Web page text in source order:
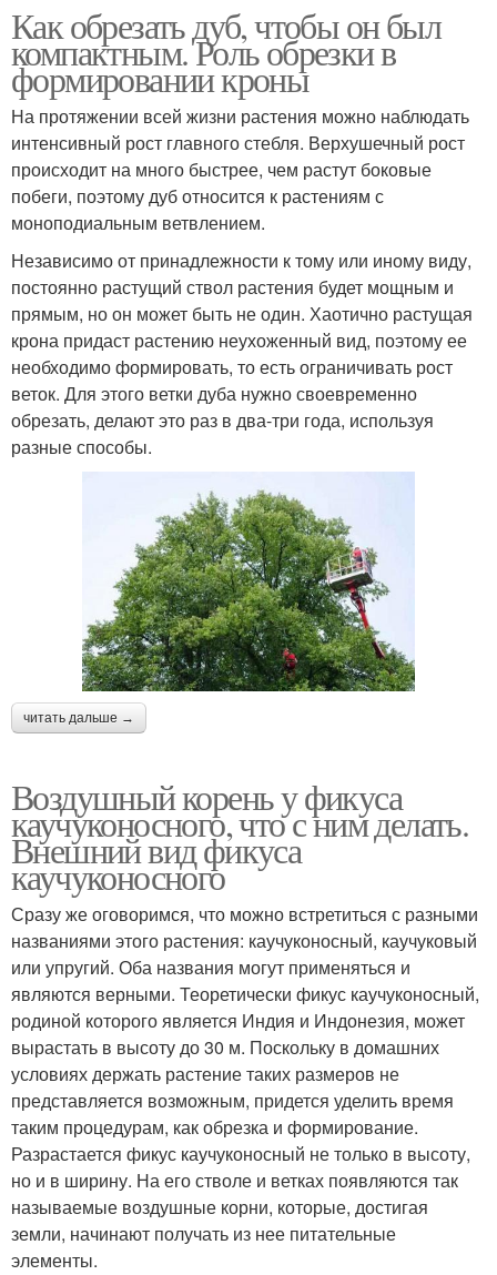
Как обрезать дуб, чтобы он был
компактным. Роль обрезки в
формировании кроны
На протяжении всей жизни растения можно наблюдать
интенсивный рост главного стебля. Верхушечный рост
происходит на много быстрее, чем растут боковые
побеги, поэтому дуб относится к растениям с
моноподиальным ветвлением.
Независимо от принадлежности к тому или иному виду,
постоянно растущий ствол растения будет мощным и
прямым, но он может быть не один. Хаотично растущая
крона придаст растению неухоженный вид, поэтому ее
необходимо формировать, то есть ограничивать рост
веток. Для этого ветки дуба нужно своевременно
обрезать, делают это раз в два-три года, используя
разные способы.
читать дальше →
Воздушный корень у фикуса
каучуконосного, что с ним делать.
Внешний вид фикуса
каучуконосного
Сразу же оговоримся, что можно встретиться с разными
названиями этого растения: каучуконосный, каучуковый
или упругий. Оба названия могут применяться и
являются верными. Теоретически фикус каучуконосный,
родиной которого является Индия и Индонезия, может
вырастать в высоту до 30 м. Поскольку в домашних
условиях держать растение таких размеров не
представляется возможным, придется уделить время
таким процедурам, как обрезка и формирование.
Разрастается фикус каучуконосный не только в высоту,
но и в ширину. На его стволе и ветках появляются так
называемые воздушные корни, которые, достигая
земли, начинают получать из нее питательные
элементы.